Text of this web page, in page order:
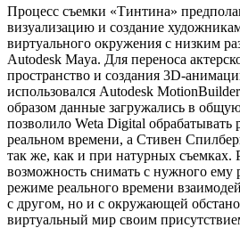
Процесс съемки «Тинтина»
визуализацию и создание
виртуального окружения с низким
Autodesk Maya. Для переноса
пространство и создания 3D-
использовался Autodesk
образом данные загружались в
позволило Weta Digital обрабатывать
реальном времени, а Стивен
так же, как и при натурных съемках.
возможность снимать с нужного ему
режиме реального времени
с другом, но и с окружающей
виртуальный мир своим